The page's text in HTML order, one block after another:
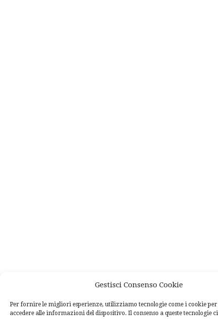
Gestisci Consenso Cookie
Per fornire le migliori esperienze, utilizziamo tecnologie come i cookie
accedere alle informazioni del dispositivo. Il consenso a queste tecnologie